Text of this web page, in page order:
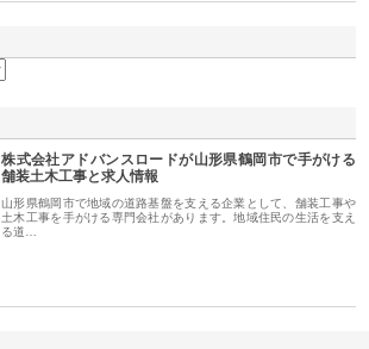
株式会社アドバンスロードが山形県鶴岡市で手がける
舗装土木工事と求人情報
山形県鶴岡市で地域の道路基盤を支える企業として、舗装工事や
土木工事を手がける専門会社があります。地域住民の生活を支え
る道…